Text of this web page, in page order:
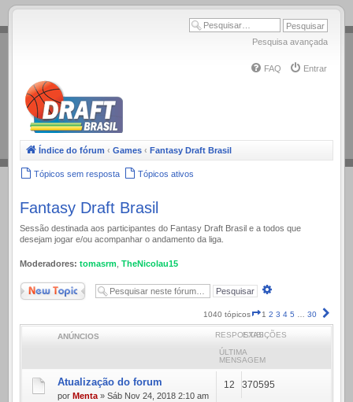
.
Pesquisa avançada
FAQ Entrar
Índice do fórum ‹ Games ‹ Fantasy Draft Brasil
Tópicos sem resposta Tópicos ativos
Fantasy Draft Brasil
Sessão destinada aos participantes do Fantasy Draft Brasil e a todos que
desejam jogar e/ou acompanhar o andamento da liga.
Moderadores: tomasrm TheNicolau15
Novo Tópico
1040 tópicos Página
1
de
1 2 3 4 5 … 30
ANÚNCIOS RESPOSTASEXIBIÇÕES
ÚLTIMA
MENSAGEM
Atualização do forum
por Menta » Sáb Nov 24, 2018 2:10 am
12 370595